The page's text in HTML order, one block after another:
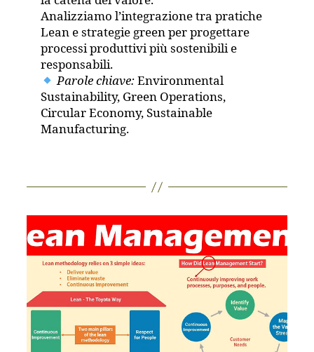
Analizziamo l’integrazione tra pratiche
Lean e strategie green per progettare
processi produttivi più sostenibili e
responsabili.
Parole chiave:Environmental
Sustainability, Green Operations,
Circular Economy, Sustainable
Manufacturing.